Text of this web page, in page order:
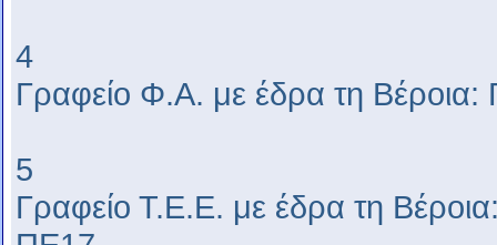
4
Γραφείο Φ.Α. με έδρα τη
5
Γραφείο Τ.Ε.Ε. με έδρα τη